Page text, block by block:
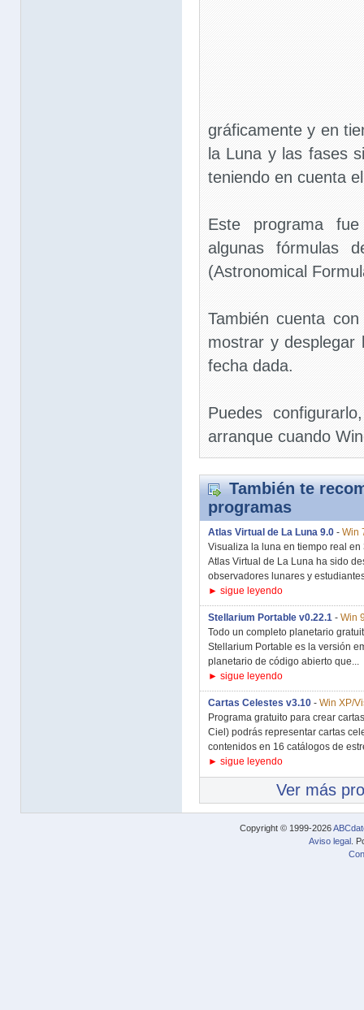
gráficamente y en
la Luna y las fases
teniendo en cuenta
Este programa fue
algunas fórmulas
(Astronomical
También cuenta
mostrar y desplegar
fecha dada.
Puedes
arranque cuando
También te
programas
Atlas Virtual de La Luna 9.0 - Win
Visualiza la luna en tiempo real
Atlas Virtual de La Luna ha sido
observadores lunares y
► sigue leyendo
Stellarium Portable v0.22.1 - Win
Todo un completo planetario
Stellarium Portable es la versión
planetario de código abierto que...
► sigue leyendo
Cartas Celestes v3.10 - Win XP/
Programa gratuito para crear
Ciel) podrás representar cartas
contenidos en 16 catálogos de
► sigue leyendo
Ver más
Copyright © 1999-2026
Aviso legal .